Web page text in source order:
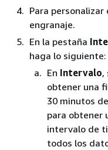
Para
engranaje.
En la pestaña
haga lo siguiente:
En Intervalo,
obtener una
30 minutos
para obtener
intervalo de
todos los